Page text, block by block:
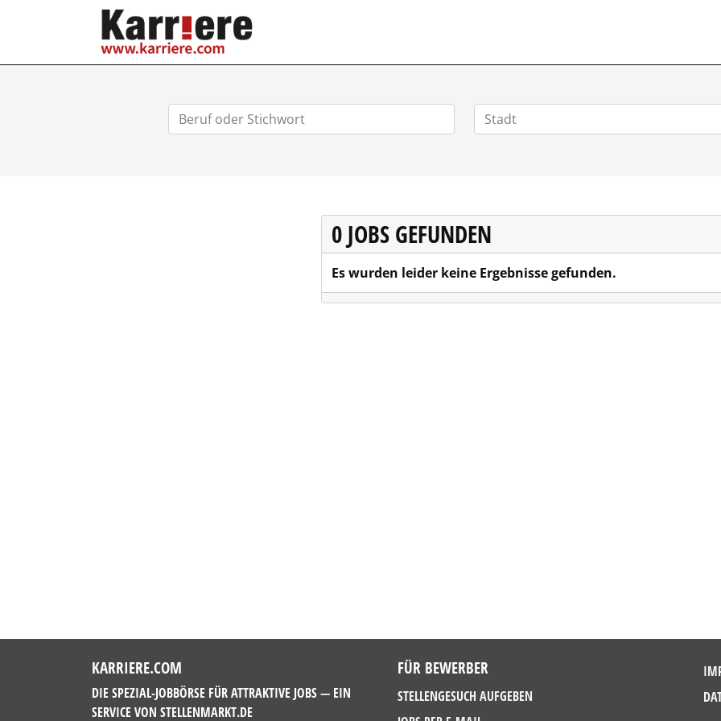
0 JOBS GEFUNDEN
Es wurden leider keine Ergebnisse gefunden.
KARRIERE.COM
DIE SPEZIAL-JOBBÖRSE FÜR ATTRAKTIVE JOBS — EIN
SERVICE VON STELLENMARKT.DE
FÜR BEWERBER
STELLENGESUCH AUFGEBEN